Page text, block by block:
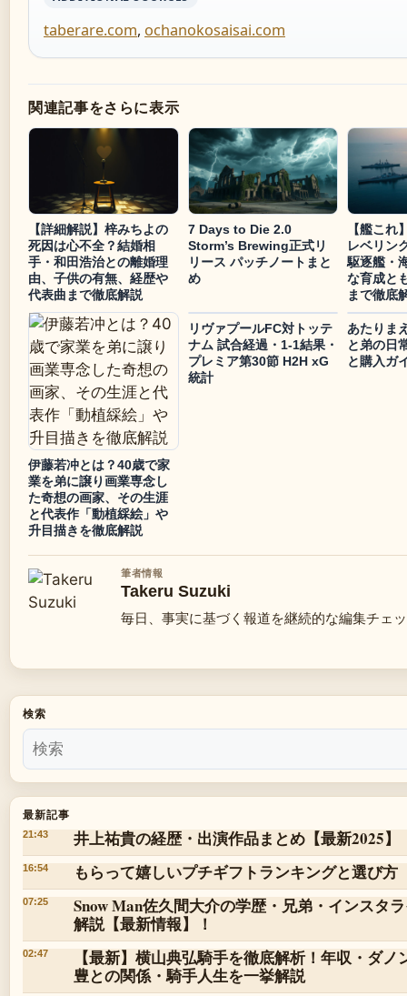
taberare.com, ochanokosaisai.com
関連記事をさらに表示
【詳細解説】梓みちよの
死因は心不全？結婚相
手・和田浩治との離婚理
由、子供の有無、経歴や
代表曲まで徹底解説
7 Days to Die 2.0
Storm’s Brewing正式リ
リース パッチノートまと
め
【艦これ
レベリン
駆逐艦・
な育成と
まで徹底
伊藤若冲とは？40歳で家
業を弟に譲り画業専念し
た奇想の画家、その生涯
と代表作「動植綵絵」や
升目描きを徹底解説
リヴァプールFC対トッテ
ナム 試合経過・1-1結果・
プレミア第30節 H2H xG
統計
あたりま
と弟の日
と購入ガ
筆者情報
Takeru Suzuki
毎日、事実に基づく報道を継続的な編集チェ
検索
最新記事
21:43 井上祐貴の経歴・出演作品まとめ【最新2025】
16:54 もらって嬉しいプチギフトランキングと選び方
07:25
Snow Man佐久間大介の学歴・兄弟・インスタ
解説【最新情報】！
02:47
【最新】横山典弘騎手を徹底解析！年収・ダ
豊との関係・騎手人生を一挙解説